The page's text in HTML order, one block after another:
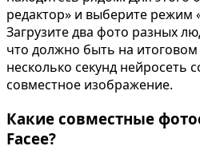
редактор» и выберите режим
Загрузите два фото разных
что должно быть на
несколько секунд нейросеть
совместное изображение.
Какие совместные
Facee?